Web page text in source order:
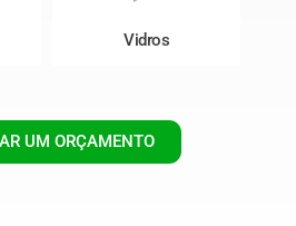
Vidros
UM ORÇAMENTO